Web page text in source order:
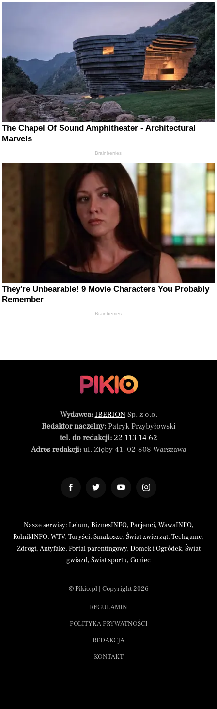
The Chapel Of Sound Amphitheater - Architectural
Marvels
Brainberries
They're Unbearable! 9 Movie Characters You Probably
Remember
Brainberries
Wydawca: IBERIONSp. z o.o.
Redaktor naczelny:Patryk Przybyłowski
tel. do redakcji: 22 113 14 62
Adres redakcji:ul. Zięby 41, 02-808 Warszawa
Nasze serwisy: Lelum, BiznesINFO, Pacjenci, WawaINFO,
RolnikINFO, WTV, Turyści, Smakosze, Świat zwierząt, Techgame,
Zdrogi,Antyfake, Portal parentingowy, Domek i Ogródek, Świat
gwiazd, Świat sportu, Goniec
© Pikio.pl | Copyright 2026
REGULAMIN
POLITYKA PRYWATNOŚCI
REDAKCJA
KONTAKT